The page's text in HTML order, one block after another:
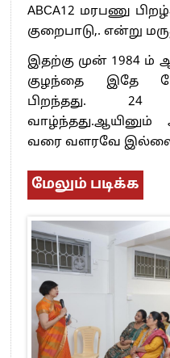
ABCA12 மரபணு
குறைபாடு,. என்று
இதற்கு முன் 1984 ம்
குழந்தை இதே
பிறந்தது. 24
வரை வளரவே இல்லை
மேலும் படிக்க